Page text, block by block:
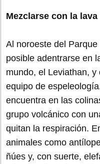
Mezclarse con la
Al noroeste del
posible adentrarse en
mundo, el Leviathan,
equipo de
encuentra en las
grupo volcánico con
quitan la respiración.
animales como
ñúes y, con suerte,